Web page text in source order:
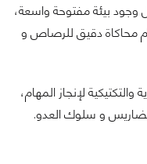
وجود بيئة مفتوحة واسعة،
محاكاة دقيق للرصاص و
لإنجاز المهام،
التضاريس و سلوك العدو.